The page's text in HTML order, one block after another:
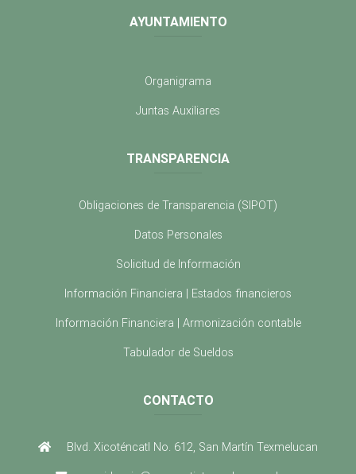
AYUNTAMIENTO
Organigrama
Juntas Auxiliares
TRANSPARENCIA
Obligaciones de Transparencia (SIPOT)
Datos Personales
Solicitud de Información
Información Financiera | Estados financieros
Información Financiera | Armonización contable
Tabulador de Sueldos
CONTACTO
Blvd. Xicoténcatl No. 612, San Martín Texmelucan